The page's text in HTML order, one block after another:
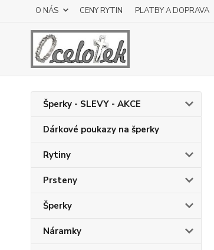
O NÁS CENY RYTIN PLATBY A DOPRAVA
Šperky - SLEVY - AKCE
Dárkové poukazy na šperky
Rytiny
Prsteny
Šperky
Náramky